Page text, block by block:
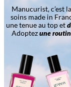
Manucurist, c’est
soins made in
une tenue au top et
Adoptezune